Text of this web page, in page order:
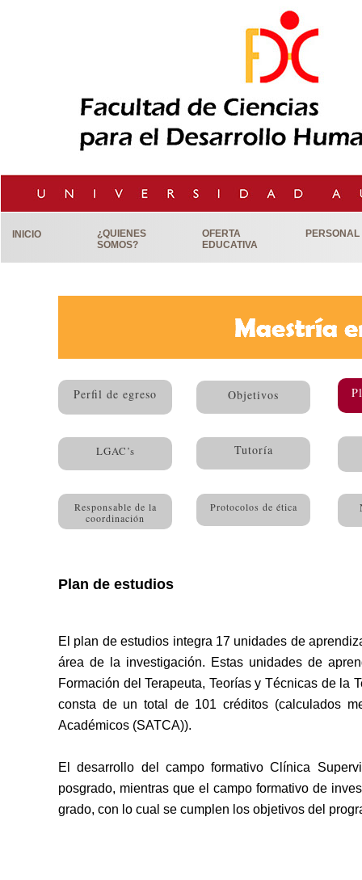
INICIO
¿QUIENES
SOMOS?
OFERTA
EDUCATIVA
PERSONAL
Perfil de egreso Objetivos
LGAC’s Tutoría
Responsable de la
coordinación
Protocolos de ética
Plan de estudios
El plan de estudios integra 17 unidades de
área de la investigación. Estas unidades de
Formación del Terapeuta, Teorías y Técnicas de la
consta de un total de 101 créditos (calculados
Académicos (SATCA)).
El desarrollo del campo formativo Clínica
posgrado, mientras que el campo formativo de
grado, con lo cual se cumplen los objetivos del